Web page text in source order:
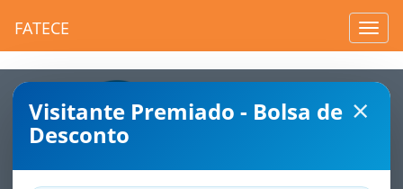
FATECE
×
Visitante Premiado - Bolsa de
Desconto